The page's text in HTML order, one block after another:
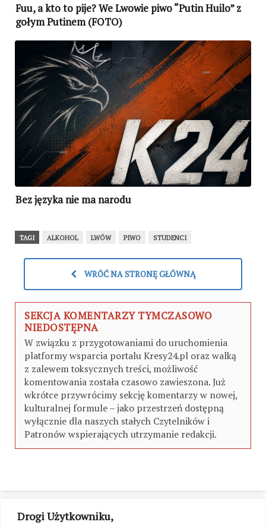
Drogi Użytkowniku,
Fuu, a kto to pije? We Lwowie piwo “Putin Huilo” z
gołym Putinem (FOTO)
Bez języka nie ma narodu
TAGI ALKOHOL LWÓW PIWO STUDENCI
WRÓĆ NA STRONĘ GŁÓWNĄ
SEKCJA KOMENTARZY TYMCZASOWO
NIEDOSTĘPNA
W związku z przygotowaniami do uruchomienia
platformy wsparcia portalu Kresy24.pl oraz walką
z zalewem toksycznych treści, możliwość
komentowania została czasowo zawieszona. Już
wkrótce przywrócimy sekcję komentarzy w nowej,
kulturalnej formule – jako przestrzeń dostępną
wyłącznie dla naszych stałych Czytelników i
Patronów wspierających utrzymanie redakcji.